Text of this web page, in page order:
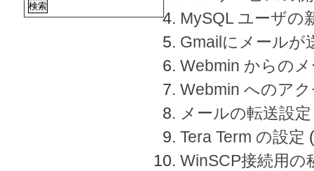
MySQL ユーザの
Gmailにメールが
Webmin からの
Webmin へのア
メールの転送設定
Tera Term の設定
WinSCP接続用の